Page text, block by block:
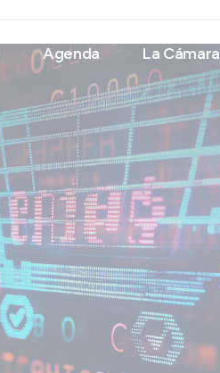
Agenda La Cámara